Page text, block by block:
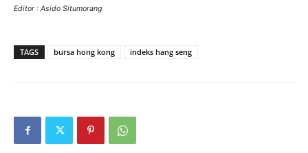
Editor : Asido Situmorang
TAGS bursa hong kong indeks hang seng